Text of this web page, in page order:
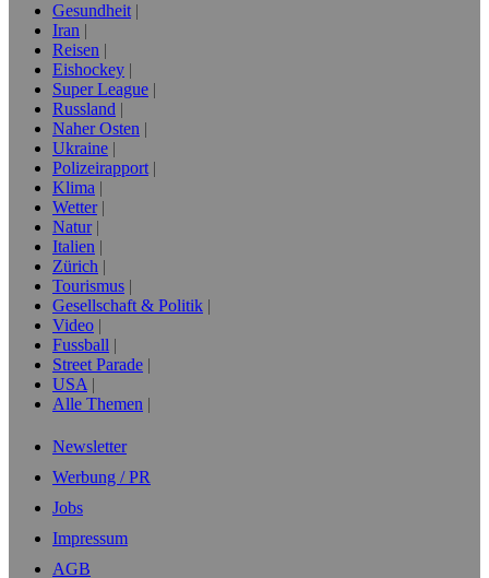
Gesundheit
Iran
Reisen
Eishockey
Super League
Russland
Naher Osten
Ukraine
Polizeirapport
Klima
Wetter
Natur
Italien
Zürich
Tourismus
Gesellschaft & Politik
Video
Fussball
Street Parade
USA
Alle Themen
Newsletter
Werbung / PR
Jobs
Impressum
AGB